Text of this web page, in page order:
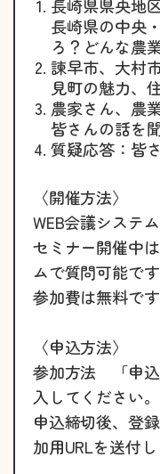
長崎県県央地
長崎県の中央
ろ？どんな農
諫早市、大村
見町の魅力、
農家さん、農
皆さんの話を
質疑応答：皆
〈開催方法〉
WEB会議システ
セミナー開催中
ムで質問可能で
参加費は無料です
〈申込方法〉
参加方法 「申込
入してください。
申込締切後、登
加用URLを送付し